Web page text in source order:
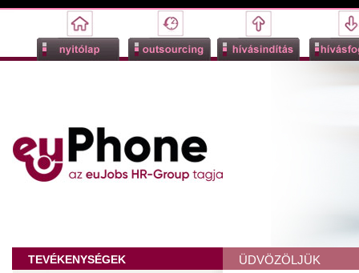
TEVÉKENYSÉGEK ÜDVÖZÖLJÜK